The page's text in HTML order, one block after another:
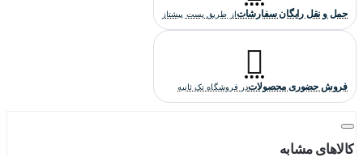
حمل و نقل رایگان سفارشاتاز طریق پست پیشتاز
فروش حضوری محصولاتدر فروشگاه تک ثانیه
کالاهای مشابه